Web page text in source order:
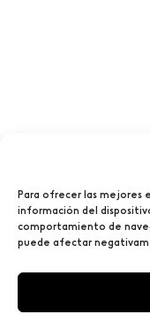
Para ofrecer las mejores
información del
comportamiento de
puede afectar